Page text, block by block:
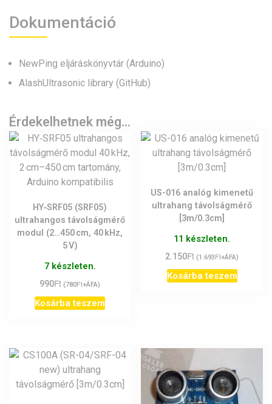
Dokumentáció
NewPing eljáráskönyvtár (Arduino)
AlashUltrasonic library (GitHub)
Érdekelhetnek még…
HY‑SRF05 (SRF05)
ultrahangos távolságmérő
modul (2…450 cm, 40 kHz,
5 V)
7 készleten.
990Ft (780Ft+ÁFA)
Kosárba teszem
US-016 analóg kimenetű
ultrahang távolságmérő
[3m/0.3cm]
11 készleten.
2.150Ft (1.693Ft+ÁFA)
Kosárba teszem